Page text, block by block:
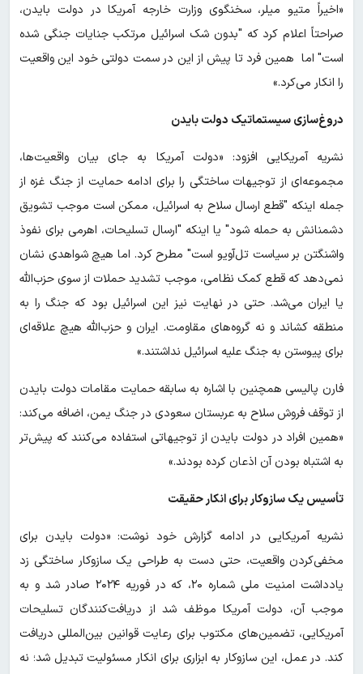
«اخیراً متیو میلر، سخنگوی وزارت خارجه آمریکا در دولت بایدن،
صراحتاً اعلام کرد که "بدون شک اسرائیل مرتکب جنایات جنگی شده
است" اما همین فرد تا پیش از این در سمت دولتی خود این واقعیت
را انکار می‌کرد.»
دروغ‌سازی سیستماتیک دولت بایدن
نشریه آمریکایی افزود: «دولت آمریکا به جای بیان واقعیت‌ها،
مجموعه‌ای از توجیهات ساختگی را برای ادامه حمایت از جنگ غزه از
جمله اینکه "قطع ارسال سلاح به اسرائیل، ممکن است موجب تشویق
دشمنانش به حمله شود" یا اینکه "ارسال تسلیحات، اهرمی برای نفوذ
واشنگتن بر سیاست تل‌آویو است" مطرح کرد. اما هیچ شواهدی نشان
نمی‌دهد که قطع کمک نظامی، موجب تشدید حملات از سوی حزب‌الله
یا ایران می‌شد. حتی در نهایت نیز این اسرائیل بود که جنگ را به
منطقه کشاند و نه گروه‌های مقاومت. ایران و حزب‌الله هیچ علاقه‌ای
برای پیوستن به جنگ علیه اسرائیل نداشتند.»
فارن پالیسی همچنین با اشاره به سابقه حمایت مقامات دولت بایدن
از توقف فروش سلاح به عربستان سعودی در جنگ یمن، اضافه می‌کند:
«همین افراد در دولت بایدن از توجیهاتی استفاده می‌کنند که پیش‌تر
به اشتباه بودن آن اذعان کرده بودند.»
تأسیس یک سازوکار برای انکار حقیقت
نشریه آمریکایی در ادامه گزارش خود نوشت: «دولت بایدن برای
مخفی‌کردن واقعیت، حتی دست به طراحی یک سازوکار ساختگی زد
یادداشت امنیت ملی شماره ۲۰، که در فوریه ۲۰۲۴ صادر شد و به
موجب آن، دولت آمریکا موظف شد از دریافت‌کنندگان تسلیحات
آمریکایی، تضمین‌های مکتوب برای رعایت قوانین بین‌المللی دریافت
کند. در عمل، این سازوکار به ابزاری برای انکار مسئولیت تبدیل شد؛ نه